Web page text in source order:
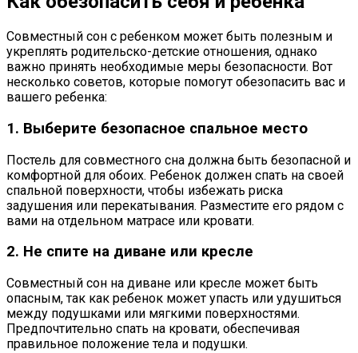
Совместный сон с ребенком может быть полезным и
укреплять родительско-детские отношения, однако
важно принять необходимые меры безопасности. Вот
несколько советов, которые помогут обезопасить вас и
вашего ребенка:
1. Выберите безопасное спальное место
Постель для совместного сна должна быть безопасной и
комфортной для обоих. Ребенок должен спать на своей
спальной поверхности, чтобы избежать риска
задушения или перекатывания. Разместите его рядом с
вами на отдельном матрасе или кровати.
2. Не спите на диване или кресле
Совместный сон на диване или кресле может быть
опасным, так как ребенок может упасть или удушиться
между подушками или мягкими поверхностями.
Предпочтительно спать на кровати, обеспечивая
правильное положение тела и подушки.